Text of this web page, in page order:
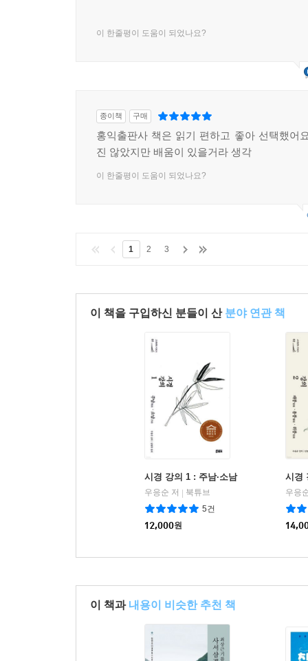
이 한줄평이 도움이 되었나요?
종이책 구매
홍익출판사 책은 읽기 편하고 좋아 선택했어
진 않았지만 배움이 있을거라 생각
이 한줄평이 도움이 되었나요?
1 2 3
이 책을 구입하신 분들이 산 분야 연관 책
시경 강의 1 : 주남·소남
우응순 저
북튜브
5건
12,000원
시경
우응
이 책과 내용이 비슷한 추천 책